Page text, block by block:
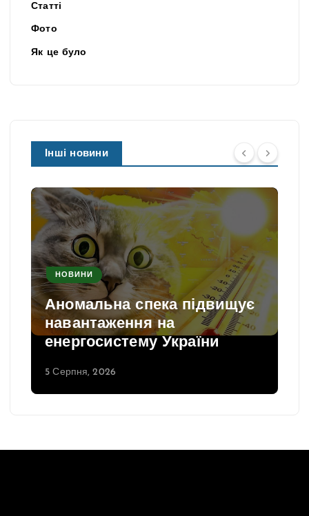
Статті
Фото
Як це було
Інші новини
НОВИНИ
Аномальна спека підвищує
навантаження на
енергосистему України
5 Серпня, 2026